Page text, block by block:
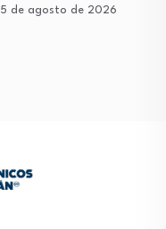
5 de agosto de 2026